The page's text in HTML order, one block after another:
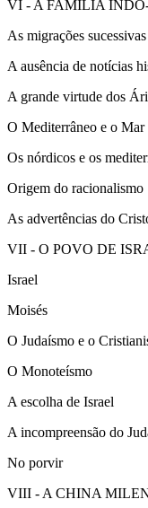
VI - A FAMÍLIA
As migrações sucessivas
A ausência de notícias
A grande virtude dos
O Mediterrâneo e o
Os nórdicos e os
Origem do racionalismo
As advertências do
VII - O POVO DE
Israel
Moisés
O Judaísmo e o
O Monoteísmo
A escolha de Israel
A incompreensão do
No porvir
VIII - A CHINA